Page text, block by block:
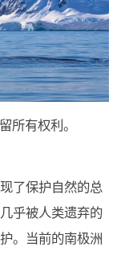
所有权利。
了保护自然的总
乎被人类遗弃的
。当前的南极洲